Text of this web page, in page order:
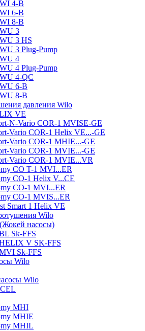
4-B
6-B
8-B
3
3 HS
3 Plug-Pump
4
4 Plug-Pump
4-QC
6-B
8-B
давления Wilo
VE
N-Vario COR-1 MVISE-GE
Vario COR-1 Helix VE...-GE
Vario COR-1 MHIE...-GE
Vario COR-1 MVIE...-GE
Vario COR-1 MVIE...VR
CO T-1 MVI...ER
CO-1 Helix V...CE
CO-1 MVI...ER
CO-1 MVIS...ER
Smart 1 Helix VE
Wilo
насосы)
Sk-FFS
V SK-FFS
Sk-FFS
Wilo
Wilo
MHI
MHIE
MHIL